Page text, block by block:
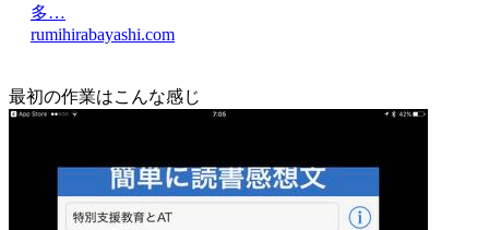
多…
rumihirabayashi.com
最初の作業はこんな感じ